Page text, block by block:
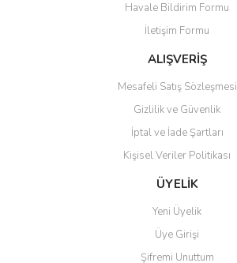
Ürün açıklamasında eksik bilgiler bulunuyor.
Ürün bilgilerinde hatalar bulunuyor.
Ürün fiyatı diğer sitelerden daha pahalı.
Gönder
Havale Bildirim Formu
İletişim Formu
ALIŞVERİŞ
Mesafeli Satış Sözleşmesi
Gizlilik ve Güvenlik
İptal ve İade Şartları
Kişisel Veriler Politikası
ÜYELİK
Yeni Üyelik
Üye Girişi
Şifremi Unuttum